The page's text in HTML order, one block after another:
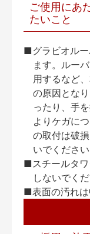
ご使用にあ
たいこと
■グラビオルー
ます。ルー
用するなど
の原因とな
ったり、手
よりケガに
の取付は破
いでください
■スチールタワ
しないでくだ
■表面の汚れは